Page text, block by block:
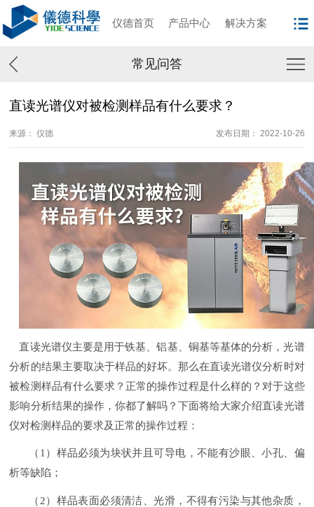
仪德首页 产品中心 解决方案
常见问答
直读光谱仪对被检测样品有什么要求？
来源： 仪德 发布日期： 2022-10-26
直读光谱仪主要是用于铁基、铝基、铜基等基体的分析，光谱
分析的结果主要取决于样品的好坏。那么在直读光谱仪分析时对
被检测样品有什么要求？正常的操作过程是什么样的？对于这些
影响分析结果的操作，你都了解吗？下面将给大家介绍直读光谱
仪对检测样品的要求及正常的操作过程：
（1）样品必须为块状并且可导电，不能有沙眼、小孔、偏
析等缺陷；
（2）样品表面必须清洁、光滑，不得有污染与其他杂质，